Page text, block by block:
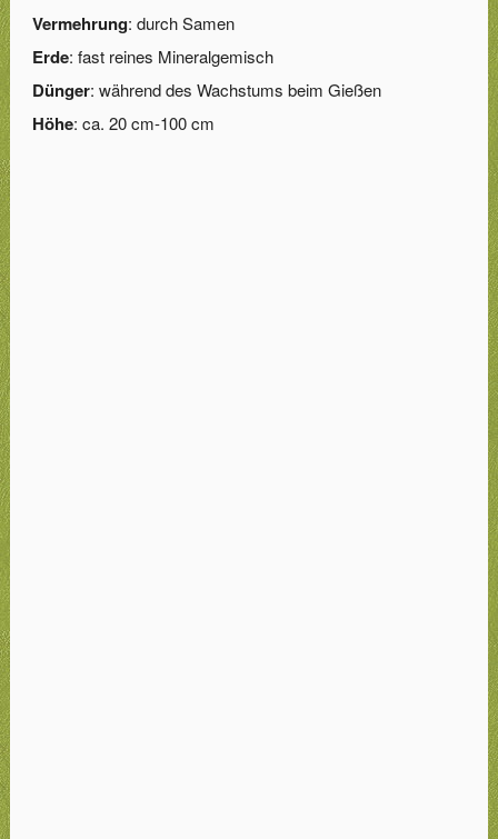
Vermehrung: durch Samen
Erde: fast reines Mineralgemisch
Dünger: während des Wachstums beim Gießen
Höhe: ca. 20 cm-100 cm